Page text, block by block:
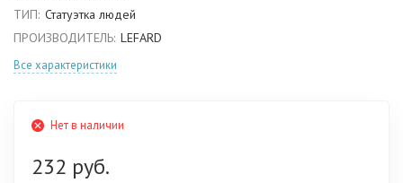
ТИП: Статуэтка людей
ПРОИЗВОДИТЕЛЬ: LEFARD
Все характеристики
Нет в наличии
232 руб.